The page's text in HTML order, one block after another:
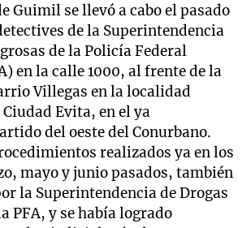
Guimil se llevó a cabo el pasado
de la Superintendencia
de la Policía Federal
en la calle 1000, al frente de la
Villegas en la localidad
Ciudad Evita, en el ya
del oeste del Conurbano.
realizados ya en los
mayo y junio pasados, también
la Superintendencia de Drogas
PFA, y se había logrado